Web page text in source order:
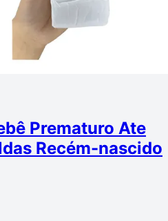
Prematuro Ate
Recém-nascido